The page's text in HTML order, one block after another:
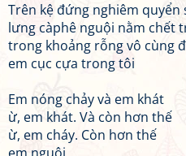
Trên kệ đứng nghiêm quyển
lưng càphê nguội nằm chết
trong khoảng rỗng vô cùng
em cục cựa trong tôi
Em nóng chảy và em khát
ừ, em khát. Và còn hơn thế
ừ, em cháy. Còn hơn thế